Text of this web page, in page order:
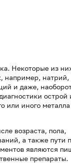
Некоторые из
например,
и даже,
острой
или иного металла
возраста, пола,
а также пути
являются
препараты.